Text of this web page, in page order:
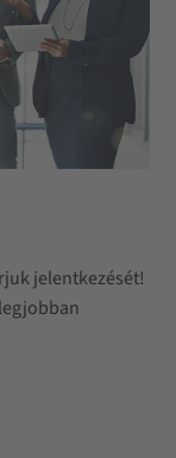
jelentkezését!